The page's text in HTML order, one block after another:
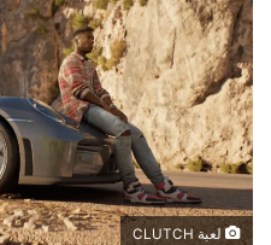
لعبة CLUTCH